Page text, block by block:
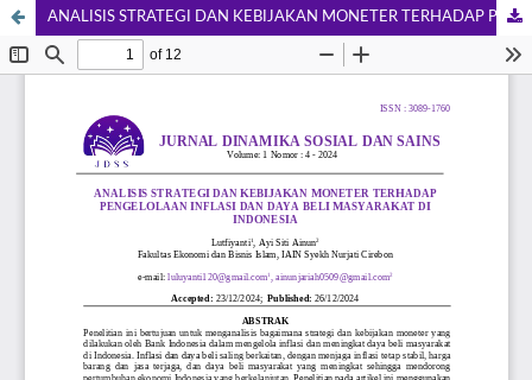
ANALISIS STRATEGI DAN KEBIJAKAN MONETER TERHADAP PENGELOLAAN INFLASI DAN DAYA BELI MASYARAKAT DI INDONESIA